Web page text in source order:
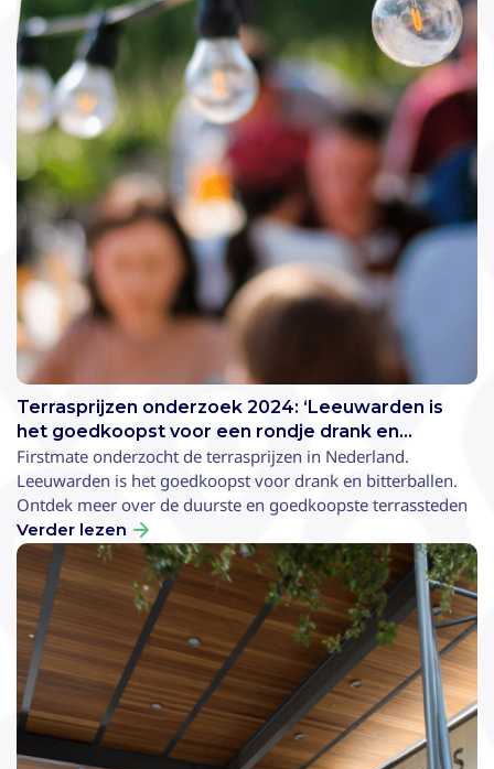
Terrasprijzen onderzoek 2024: ‘Leeuwarden is
het goedkoopst voor een rondje drank en
bitterballen’
Firstmate onderzocht de terrasprijzen in Nederland.
Leeuwarden is het goedkoopst voor drank en bitterballen.
Ontdek meer over de duurste en goedkoopste terrassteden
Verder lezen